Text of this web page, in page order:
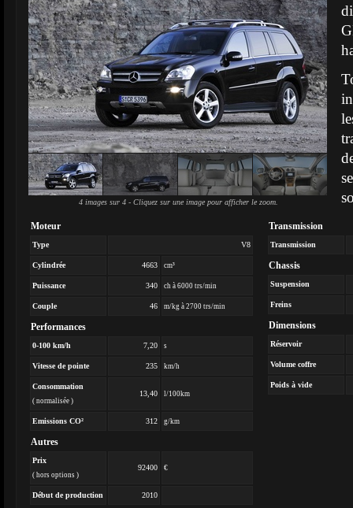
4 images sur 4 - Cliquez sur une image pour afficher le zoom.
Moteur
Type V8
Cylindrée 4663 cm³
Puissance 340 ch à 6000 trs/min
Couple 46 m/kg à 2700 trs/min
Performances
0-100 km/h 7,20 s
Vitesse de pointe 235 km/h
Consommation
( normalisée )
13,40 l/100km
Emissions CO² 312 g/km
Autres
Prix
( hors options )
92400 €
Début de production 2010
Transmission
Transmission
Chassis
Suspension
Freins
Dimensions
Réservoir
Volume coffre
Poids à vide